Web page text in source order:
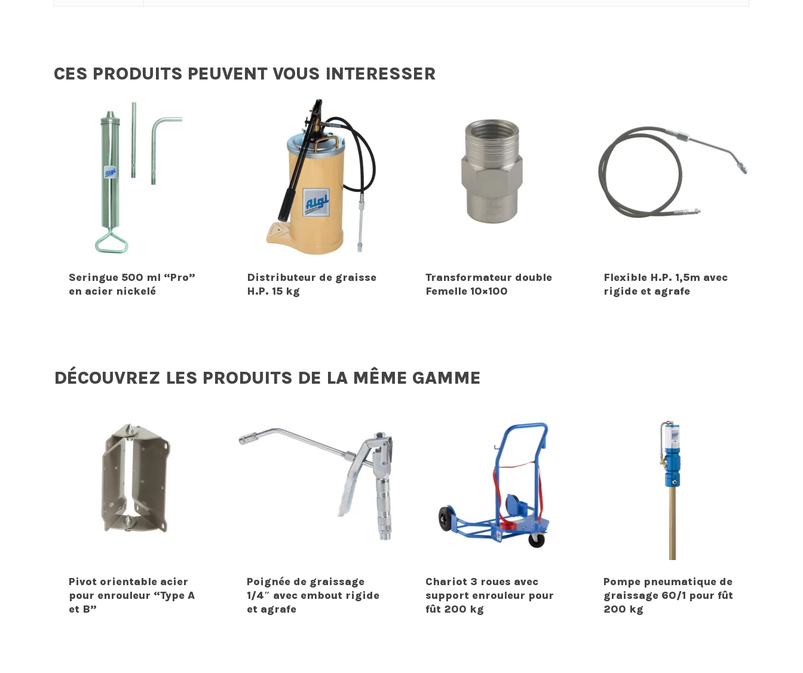
CES PRODUITS PEUVENT VOUS INTERESSER
Seringue 500 ml “Pro”
en acier nickelé
Distributeur de graisse
H.P. 15 kg
Transformateur double
Femelle 10×100
Flexible H.P. 1,5m avec
rigide et agrafe
DÉCOUVREZ LES PRODUITS DE LA MÊME GAMME
Pivot orientable acier
pour enrouleur “Type A
et B”
Poignée de graissage
1/4″ avec embout rigide
et agrafe
Chariot 3 roues avec
support enrouleur pour
fût 200 kg
Pompe pneumatique de
graissage 60/1 pour fût
200 kg